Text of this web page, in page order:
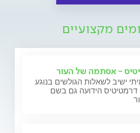
מקצועיים
- אסתמה של העור
ישיב לשאלות הגולשים בנוגע
הידועה גם בשם